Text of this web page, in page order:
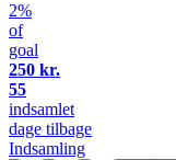
2%
of
goal
250 kr.
55
indsamlet
dage tilbage
Indsamling